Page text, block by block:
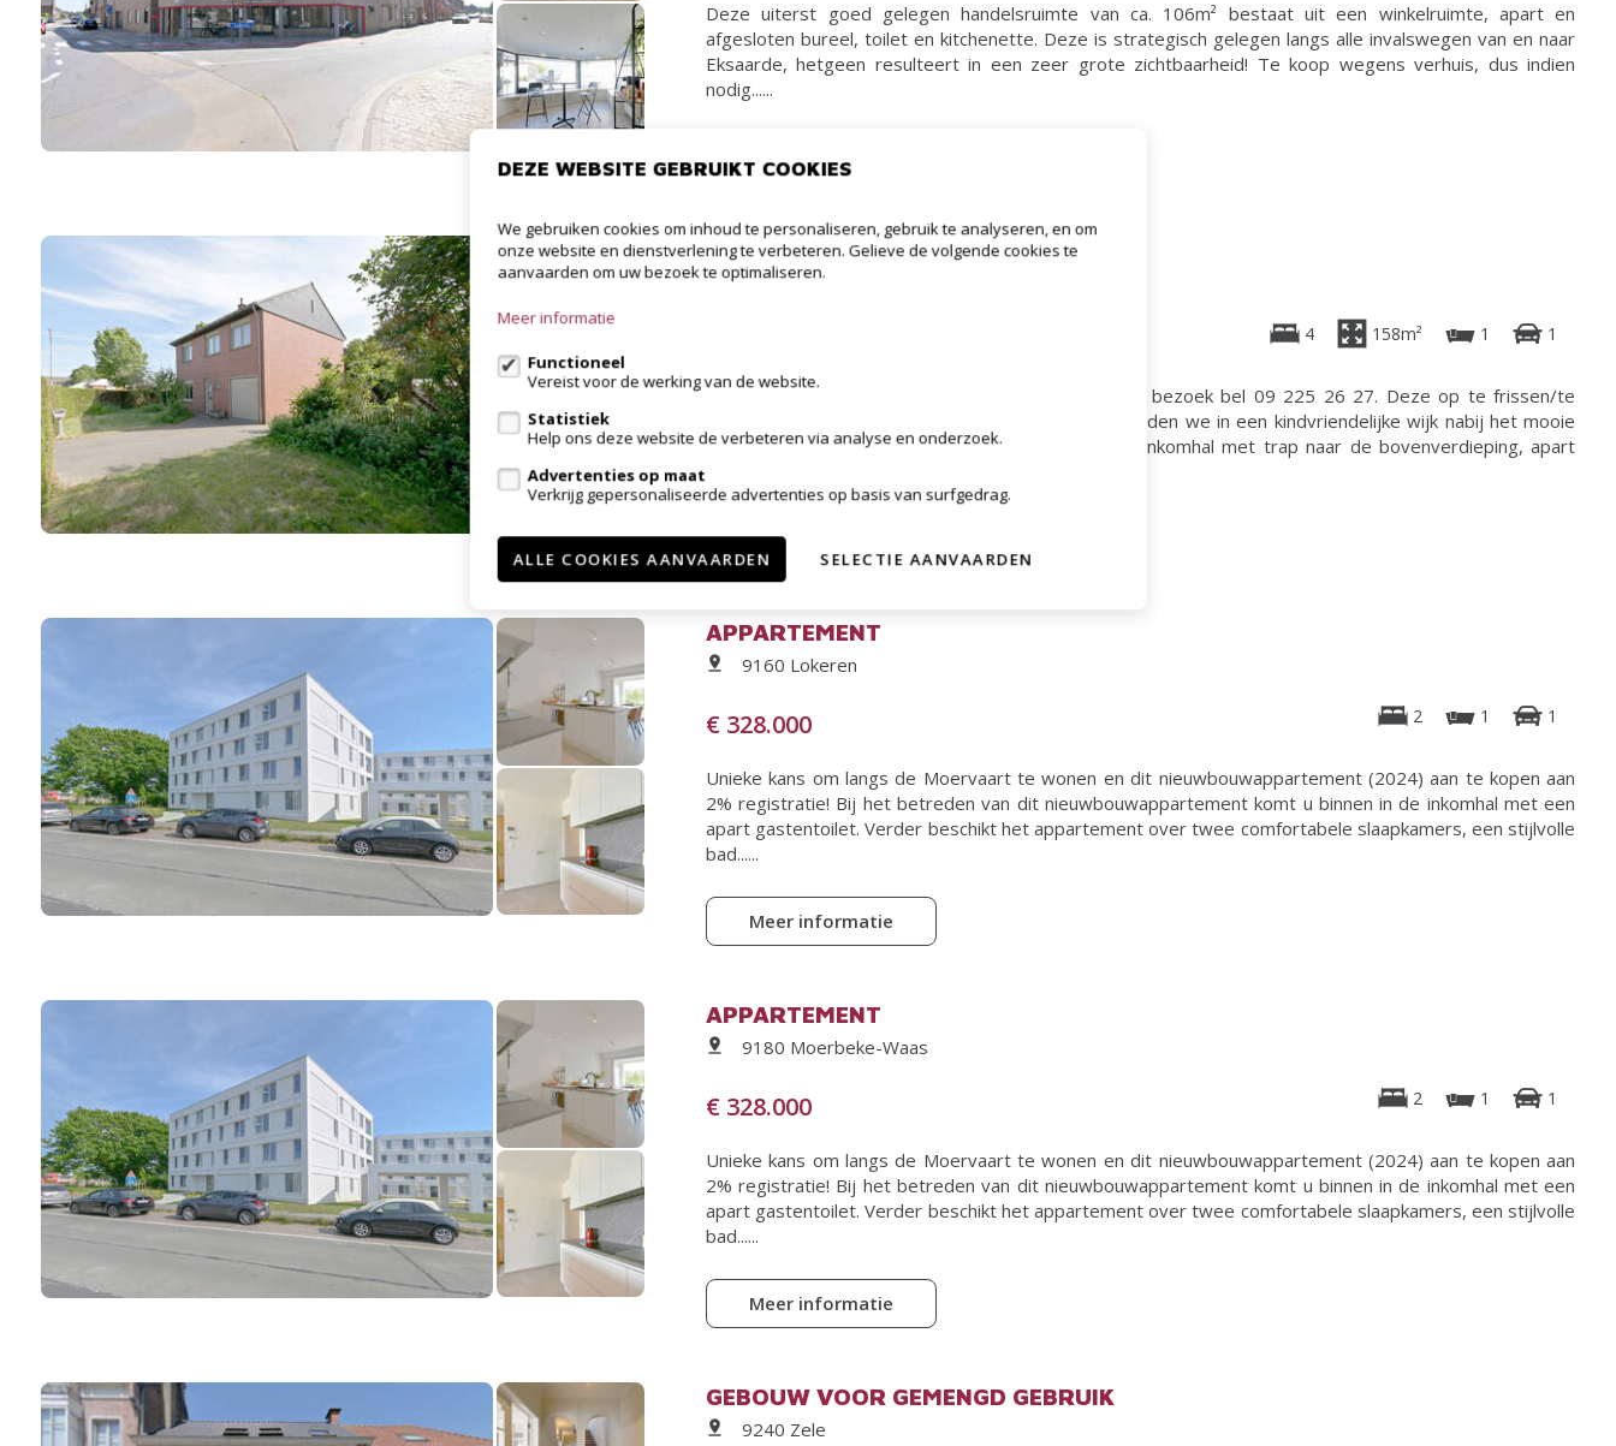
Deze uiterst goed gelegen handelsruimte van ca. 106m² bestaat uit een winkelruimte, apart en
afgesloten bureel, toilet en kitchenette. Deze is strategisch gelegen langs alle invalswegen van en naar
Eksaarde, hetgeen resulteert in een zeer grote zichtbaarheid! Te koop wegens verhuis, dus indien
nodig......
Meer informatie
HUIS
9160 Lokeren
4 158m² 1 1
BEZOEK OP afspraak. Bel nu voor meer info en/of bezoek bel 09 225 26 27. Deze op te frissen/te
renoveren open bebouwing (grond opp.: 498m2) vinden we in een kindvriendelijke wijk nabij het mooie
Eksaarde-dorp. Op het gelijkvloers hebben we de inkomhal met trap naar de bovenverdieping, apart
Meer informatie
APPARTEMENT
9160 Lokeren
€ 328.000 2 1 1
Unieke kans om langs de Moervaart te wonen en dit nieuwbouwappartement (2024) aan te kopen aan
2% registratie! Bij het betreden van dit nieuwbouwappartement komt u binnen in de inkomhal met een
apart gastentoilet. Verder beschikt het appartement over twee comfortabele slaapkamers, een stijlvolle
bad......
Meer informatie
APPARTEMENT
9180 Moerbeke-Waas
€ 328.000 2 1 1
Unieke kans om langs de Moervaart te wonen en dit nieuwbouwappartement (2024) aan te kopen aan
2% registratie! Bij het betreden van dit nieuwbouwappartement komt u binnen in de inkomhal met een
apart gastentoilet. Verder beschikt het appartement over twee comfortabele slaapkamers, een stijlvolle
bad......
Meer informatie
GEBOUW VOOR GEMENGD GEBRUIK
9240 Zele
DEZE WEBSITE GEBRUIKT COOKIES
We gebruiken cookies om inhoud te personaliseren, gebruik te analyseren, en om
onze website en dienstverlening te verbeteren. Gelieve de volgende cookies te
aanvaarden om uw bezoek te optimaliseren.
Meer informatie
Functioneel
Vereist voor de werking van de website.
Statistiek
Help ons deze website de verbeteren via analyse en onderzoek.
Advertenties op maat
Verkrijg gepersonaliseerde advertenties op basis van surfgedrag.
ALLE COOKIES AANVAARDEN SELECTIE AANVAARDEN